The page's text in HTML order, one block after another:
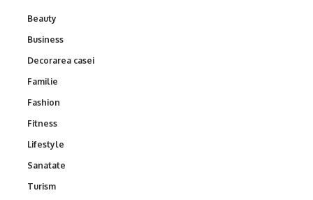
Beauty
Business
Decorarea casei
Familie
Fashion
Fitness
Lifestyle
Sanatate
Turism